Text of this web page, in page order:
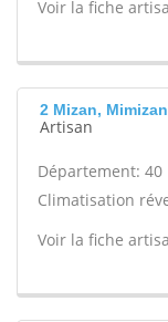
Voir la fiche
2 Mizan, Mimizan
Artisan
Département: 40
Climatisation
Voir la fiche